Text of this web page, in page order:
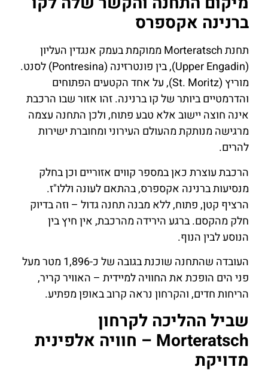
ברנינה אקספרס
תחנת Morteratsch ממוקמת בעמק אנגדין העליון
(Upper Engadin), בין פונטרזינה (Pontresina) לסנט.
מוריץ (St. Moritz), על אחד הקטעים הפתוחים
והדרמטיים ביותר של קו ברנינה. זהו אזור שבו הרכבת
אינה חוצה יישוב אלא טבע פתוח, ולכן התחנה עצמה
מרגישה מנותקת מהעולם העירוני ומחוברת ישירות
להרים.
הרכבת עוצרת כאן במספר קווים אזוריים וכן בחלק
מנסיעות ברנינה אקספרס, בהתאם לעונה וללו"ז.
הרציף קטן, פתוח, ללא מבנה תחנה גדול – וזה בדיוק
חלק מהקסם. ברגע הירידה מהרכבת, אין חיץ בין
הנוסע לבין הנוף.
העובדה שהתחנה שוכנת בגובה של כ-1,896 מטר מעל
פני הים הופכת את החוויה למיידית – האוויר קריר,
הריחות חדים, והקרחון נראה קרוב באופן מפתיע.
שביל ההליכה לקרחון
Morteratsch – חוויה אלפינית
מדויקת